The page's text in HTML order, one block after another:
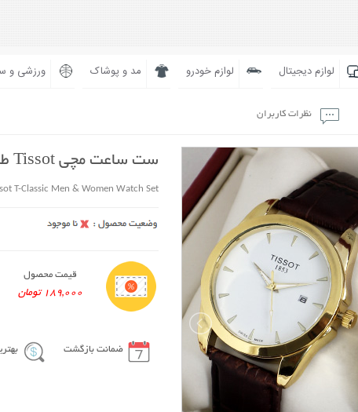
لوازم دیجیتال لوازم خودرو مد و پوشاک ورزشی و
نظرات کاربران
ست ساعت مچی Tissot طرح T-Classic
T-Classic Men & Women Watch Set
قیمت محصول
189,000 تومان
ضمانت بازگشت